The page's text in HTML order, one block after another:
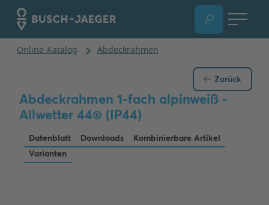
Zurück
Abdeckrahmen 1-fach alpinweiß -
Allwetter 44® (IP44)
Datenblatt Downloads
Kombinierbare Artikel
Varianten